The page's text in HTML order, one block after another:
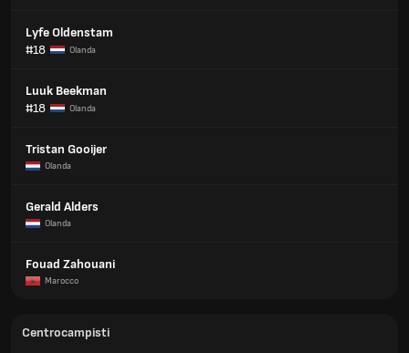
Lyfe Oldenstam
#18
Olanda
Luuk Beekman
#18
Olanda
Tristan Gooijer
Olanda
Gerald Alders
Olanda
Fouad Zahouani
Marocco
Centrocampisti